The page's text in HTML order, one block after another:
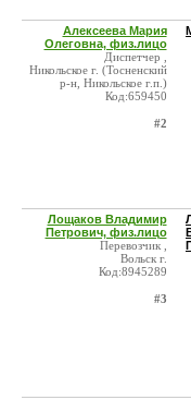
Алексеева Мария
Олеговна, физ.лицо
Диспетчер ,
Никольское г. (Тосненский
р-н, Никольское г.п.)
Код:659450
#2
Лощаков Владимир
Петрович, физ.лицо
Перевозчик ,
Вольск г.
Код:8945289
#3